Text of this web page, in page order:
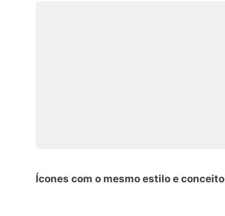
Ícones com o mesmo estilo e conceito